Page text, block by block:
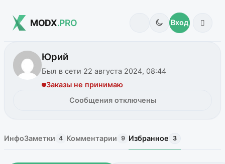
MODX.PRO Вход
Юрий
Был в сети 22 августа 2024, 08:44
Заказы не принимаю
Сообщения отключены
ИнфоЗаметки 4 Комментарии 9 Избранное 3